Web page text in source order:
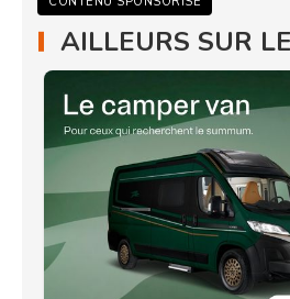
AILLEURS SUR